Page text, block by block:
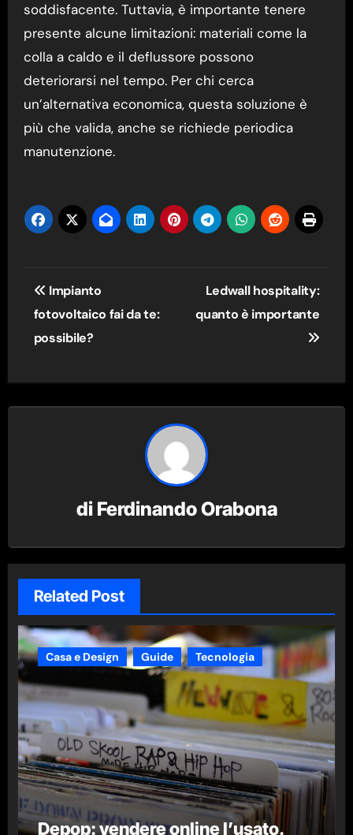
soddisfacente. Tuttavia, è importante tenere
presente alcune limitazioni: materiali come la
colla a caldo e il deflussore possono
deteriorarsi nel tempo. Per chi cerca
un’alternativa economica, questa soluzione è
più che valida, anche se richiede periodica
manutenzione.
Navigazione
articoli
Impianto
fotovoltaico fai da te:
possibile?
Ledwall hospitality:
quanto è importante
di Ferdinando Orabona
Related Post
Casa e Design Guide Tecnologia
Depop: vendere online l’usato.